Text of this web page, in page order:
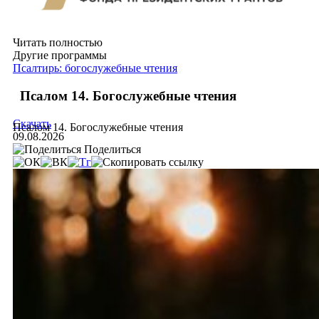
Читать полностью
Другие программы
Псалтирь: богослужебные чтения
Псалом 14. Богослужебные чтения
Псалом 14. Богослужебные чтения
Скачать
09.08.2026
Поделиться